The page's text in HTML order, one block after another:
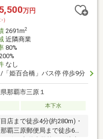
万円
2691m2
近隣商業
80%
なし
「姫百合橋」バス停 停歩9分
那覇市三原１
本下水
まで徒歩4分(約280m)・
覇三原郵便局まで徒歩6分